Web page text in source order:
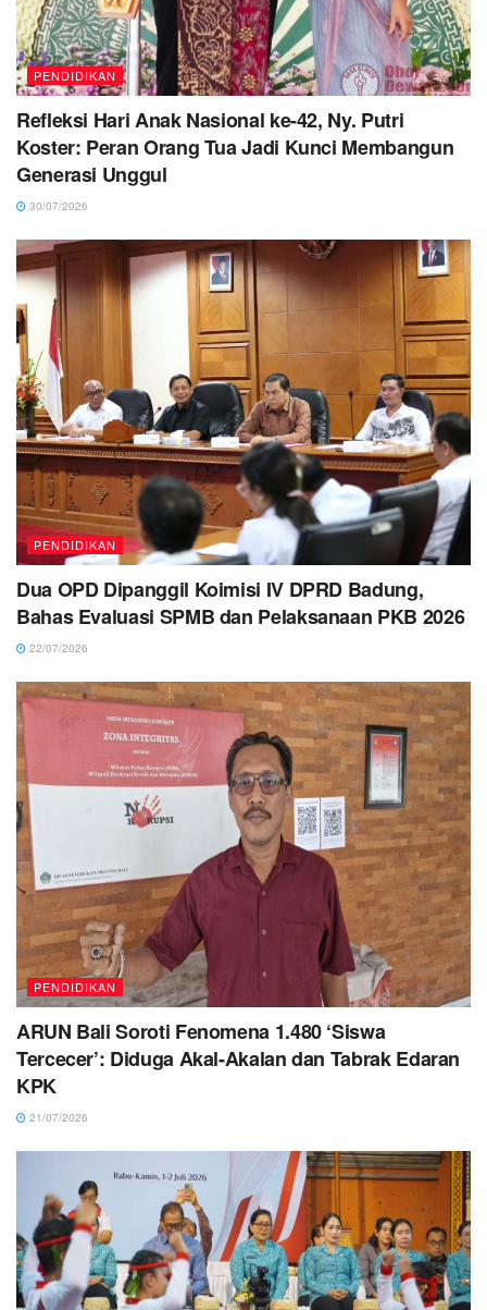
PENDIDIKAN
Refleksi Hari Anak Nasional ke-42, Ny. Putri
Koster: Peran Orang Tua Jadi Kunci Membangun
Generasi Unggul
30/07/2026
PENDIDIKAN
Dua OPD Dipanggil Koimisi IV DPRD Badung,
Bahas Evaluasi SPMB dan Pelaksanaan PKB 2026
22/07/2026
PENDIDIKAN
ARUN Bali Soroti Fenomena 1.480 ‘Siswa
Tercecer’: Diduga Akal-Akalan dan Tabrak Edaran
KPK
21/07/2026